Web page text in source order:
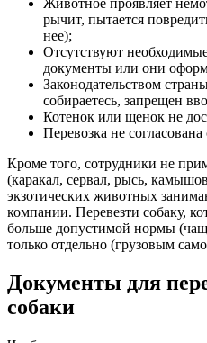
Животное проявляет
рычит, пытается
нее);
Отсутствуют
документы или они
Законодательством
собираетесь, запрещен
Котенок или щенок не
Перевозка не
Кроме того, сотрудники не
(каракал, сервал, рысь,
экзотических животных
компании. Перевезти собаку,
больше допустимой нормы
только отдельно (грузовым
Документы для
собаки